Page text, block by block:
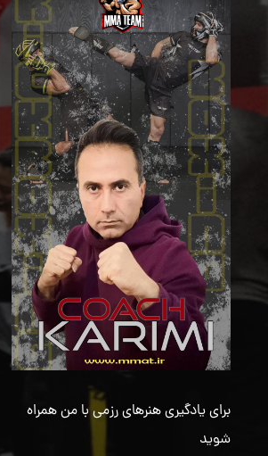
برای یادگیری هنرهای رزمی با من همراه
شوید